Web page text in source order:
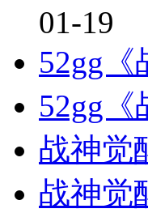
01-19
52gg
52gg
战神觉
战神觉